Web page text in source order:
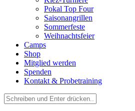
Pokal Top Four
Saisonangrillen
Sommerfeste
Weihnachtsfeier
Camps
Shop
Mitglied werden
Spenden
Kontakt & Probetraining
Suchen
nach: